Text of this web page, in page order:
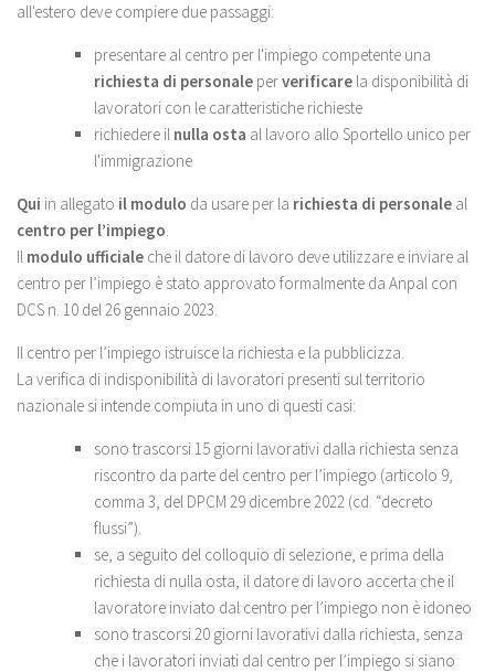
all'estero deve compiere due passaggi:
presentare al centro per l'impiego competente una
richiesta di personale perverificare la disponibilità di
lavoratori con le caratteristiche richieste
richiedere il nulla osta al lavoro allo Sportello unico per
l'immigrazione
Qui in allegato il modulo da usare per la richiesta di personale al
centro per l’impiego.
Il modulo ufficiale che il datore di lavoro deve utilizzare e inviare al
centro per l’impiego è stato approvato formalmente da Anpal con
DCS n. 10 del 26 gennaio 2023.
Il centro per l’impiego istruisce la richiesta e la pubblicizza.
La verifica di indisponibilità di lavoratori presenti sul territorio
nazionale si intende compiuta in uno di questi casi:
sono trascorsi 15 giorni lavorativi dalla richiesta senza
riscontro da parte del centro per l’impiego (articolo 9,
comma 3, del DPCM 29 dicembre 2022 (cd. “decreto
flussi”).
se, a seguito del colloquio di selezione, e prima della
richiesta di nulla osta, il datore di lavoro accerta che il
lavoratore inviato dal centro per l’impiego non è idoneo
sono trascorsi 20 giorni lavorativi dalla richiesta, senza
che i lavoratori inviati dal centro per l’impiego si siano